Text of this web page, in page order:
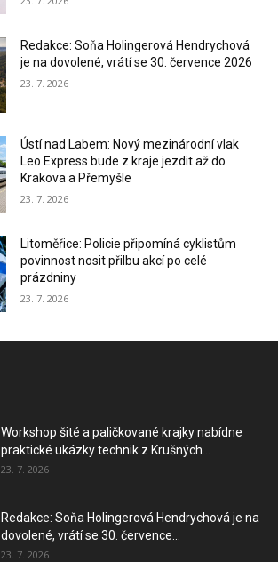
Redakce: Soňa Holingerová Hendrychová
je na dovolené, vrátí se 30. července 2026
23. 7. 2026
Ústí nad Labem: Nový mezinárodní vlak
Leo Express bude z kraje jezdit až do
Krakova a Přemyšle
23. 7. 2026
Litoměřice: Policie připomíná cyklistům
povinnost nosit přilbu akcí po celé
prázdniny
23. 7. 2026
Workshop šité a paličkované krajky nabídne
praktické ukázky technik z Krušných...
23. 7. 2026
Redakce: Soňa Holingerová Hendrychová je na
dovolené, vrátí se 30. července...
23. 7. 2026